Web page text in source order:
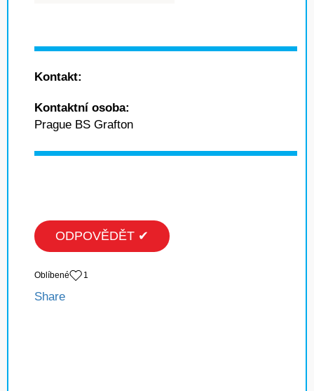
Kontakt:
Kontaktní osoba:
Prague BS Grafton
ODPOVĚDĚT ✔
Oblíbené 1
Share